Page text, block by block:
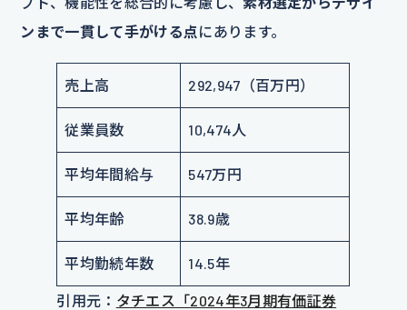
ンまで一貫して手がける点 にあります。
売上高 292,947（百万円）
従業員数 10,474人
平均年間給与 547万円
平均年齢 38.9歳
平均勤続年数 14.5年
引用元： タチエス「2024年3月期有価証券